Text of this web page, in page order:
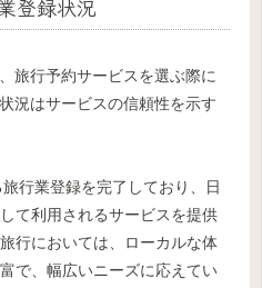
登録状況
旅行予約サービスを選ぶ際に
況はサービスの信頼性を示す
行業登録を完了しており、日
て利用されるサービスを提供
行においては、ローカルな体
で、幅広いニーズに応えてい